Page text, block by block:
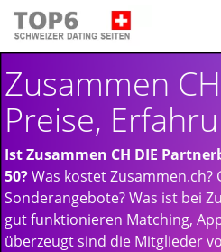
Zusammen
Preise,
Ist Zusammen CH DIE
50?Was kostet Zusammen.ch?
Sonderangebote? Was ist bei
gut funktionieren Matching,
überzeugt sind die Mitglieder